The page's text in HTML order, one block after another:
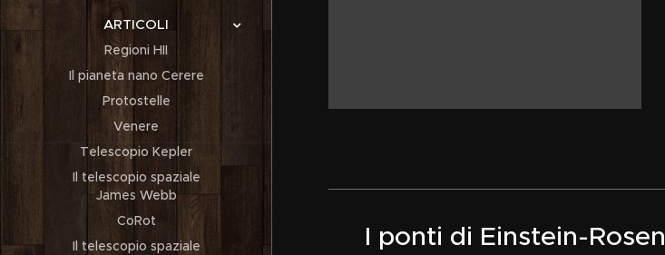
ARTICOLI
Regioni HII
Il pianeta nano Cerere
Protostelle
Venere
Telescopio Kepler
Il telescopio spaziale
James Webb
CoRot
Il telescopio spaziale
I ponti di Einstein-Rosen